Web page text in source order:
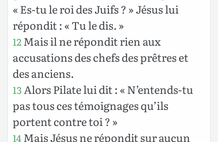
« Es-tu le roi des Juifs ? » Jésus lui
répondit : « Tu le dis. »
12Mais il ne répondit rien aux
accusations des chefs des prêtres et
des anciens.
13Alors Pilate lui dit : « N’entends-tu
pas tous ces témoignages qu’ils
portent contre toi ? »
14Mais Jésus ne répondit sur aucun